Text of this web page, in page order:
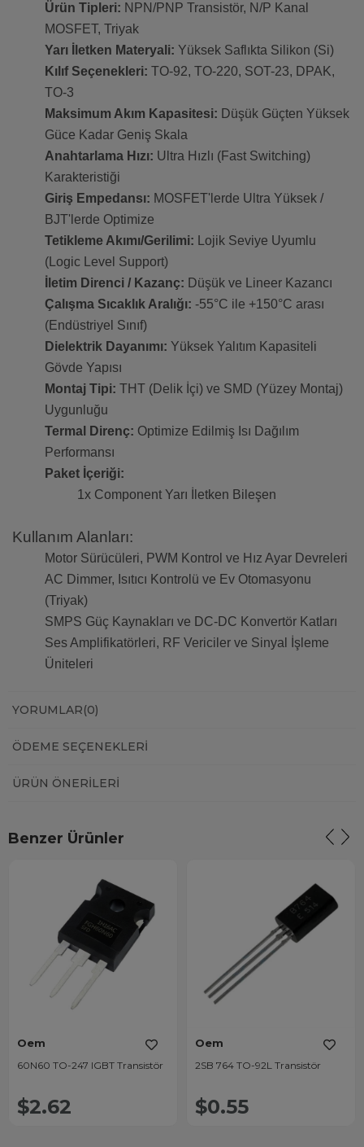
Ürün Tipleri: NPN/PNP Transistör, N/P Kanal
MOSFET, Triyak
Yarı İletken Materyali: Yüksek Saflıkta Silikon (Si)
Kılıf Seçenekleri: TO-92, TO-220, SOT-23, DPAK,
TO-3
Maksimum Akım Kapasitesi: Düşük Güçten Yüksek
Güce Kadar Geniş Skala
Anahtarlama Hızı: Ultra Hızlı (Fast Switching)
Karakteristiği
Giriş Empedansı: MOSFET'lerde Ultra Yüksek /
BJT'lerde Optimize
Tetikleme Akımı/Gerilimi: Lojik Seviye Uyumlu
(Logic Level Support)
İletim Direnci / Kazanç: Düşük ve Lineer Kazancı
Çalışma Sıcaklık Aralığı: -55°C ile +150°C arası
(Endüstriyel Sınıf)
Dielektrik Dayanımı: Yüksek Yalıtım Kapasiteli
Gövde Yapısı
Montaj Tipi: THT (Delik İçi) ve SMD (Yüzey Montaj)
Uygunluğu
Termal Direnç: Optimize Edilmiş Isı Dağılım
Performansı
Paket İçeriği:
1x Component Yarı İletken Bileşen
Kullanım Alanları:
Motor Sürücüleri, PWM Kontrol ve Hız Ayar Devreleri
AC Dimmer, Isıtıcı Kontrolü ve Ev Otomasyonu
(Triyak)
SMPS Güç Kaynakları ve DC-DC Konvertör Katları
Ses Amplifikatörleri, RF Vericiler ve Sinyal İşleme
Üniteleri
YORUMLAR(0)
ÖDEME SEÇENEKLERI
ÜRÜN ÖNERILERI
Benzer Ürünler
Oem
60N60 TO-247 IGBT Transistör
$2.62
Oem
2SB 764 TO-92L Transistör
$0.55